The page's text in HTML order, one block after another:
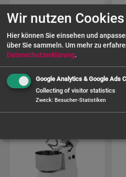
Teigknetmaschine
Spiralknethaken
Modell PK 25
790,40 €
Wir nutzen Cookies
Hier können Sie einsehen und
über Sie sammeln. Um mehr zu
Datenschutzerklärung.
Google Analytics & Google Ads
Collecting of visitor statistics
Zweck: Besucher-Statistiken